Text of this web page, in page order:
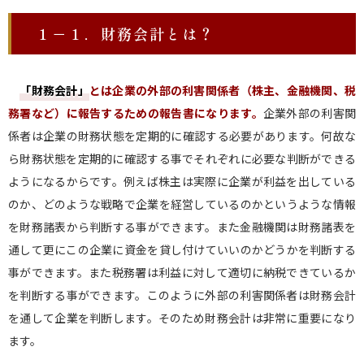
１－１．財務会計とは？
「財務会計」とは企業の外部の利害関係者（株主、金融機関、税
務署など）に報告するための報告書になります。 企業外部の利害関
係者は企業の財務状態を定期的に確認する必要があります。何故な
ら財務状態を定期的に確認する事でそれぞれに必要な判断ができる
ようになるからです。例えば株主は実際に企業が利益を出している
のか、どのような戦略で企業を経営しているのかというような情報
を財務諸表から判断する事ができます。また金融機関は財務諸表を
通して更にこの企業に資金を貸し付けていいのかどうかを判断する
事ができます。また税務署は利益に対して適切に納税できているか
を判断する事ができます。このように外部の利害関係者は財務会計
を通して企業を判断します。そのため財務会計は非常に重要になり
ます。